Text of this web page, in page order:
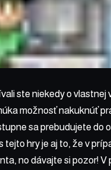
ste niekedy o vlastnej
možnosť nakuknúť
sa prebudujete do
tejto hry je aj to, že v
no dávajte si pozor!